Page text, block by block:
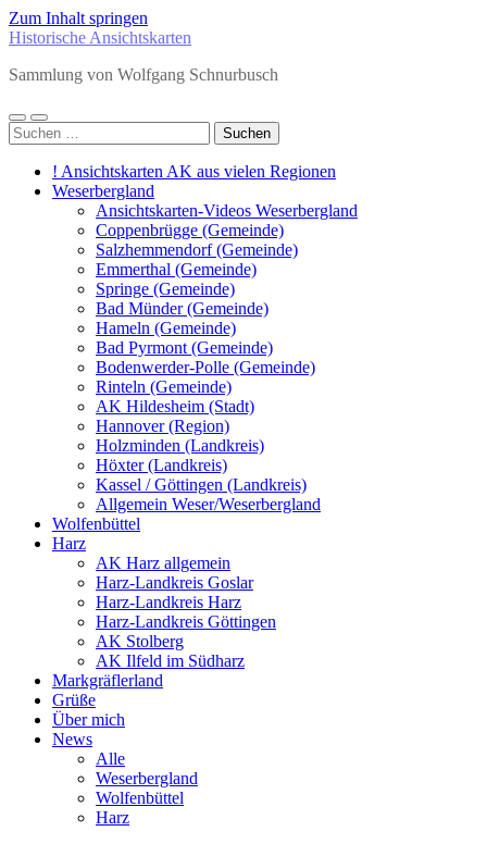
Zum Inhalt springen
Historische Ansichtskarten
Sammlung von Wolfgang Schnurbusch
Mobile-
Menü
Suchfeld
ein-/ausblenden
Suchen
nach:
! Ansichtskarten AK aus vielen Regionen
Weserbergland
Ansichtskarten-Videos Weserbergland
Coppenbrügge (Gemeinde)
Salzhemmendorf (Gemeinde)
Emmerthal (Gemeinde)
Springe (Gemeinde)
Bad Münder (Gemeinde)
Hameln (Gemeinde)
Bad Pyrmont (Gemeinde)
Bodenwerder-Polle (Gemeinde)
Rinteln (Gemeinde)
AK Hildesheim (Stadt)
Hannover (Region)
Holzminden (Landkreis)
Höxter (Landkreis)
Kassel / Göttingen (Landkreis)
Allgemein Weser/Weserbergland
Wolfenbüttel
Harz
AK Harz allgemein
Harz-Landkreis Goslar
Harz-Landkreis Harz
Harz-Landkreis Göttingen
AK Stolberg
AK Ilfeld im Südharz
Markgräflerland
Grüße
Über mich
News
Alle
Weserbergland
Wolfenbüttel
Harz